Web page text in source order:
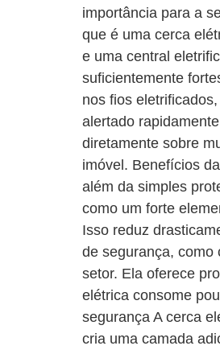
importância para a
que é uma cerca
e uma central
suficientemente
nos fios
alertado
diretamente sobre
imóvel. Benefícios
além da simples
como um forte
Isso reduz
de segurança, como
setor. Ela oferece
elétrica consome
segurança A cerca
cria uma camada